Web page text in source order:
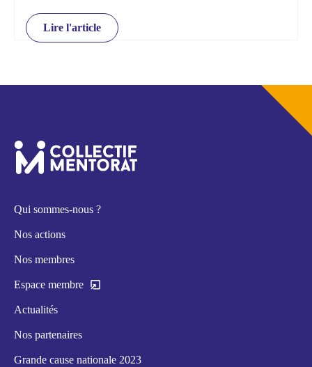
Lire l'article
Qui sommes-nous ?
Nos actions
Nos membres
Espace membre
Actualités
Nos partenaires
Grande cause nationale 2023